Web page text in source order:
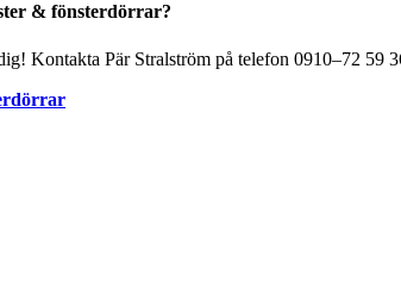
& fönsterdörrar?
Kontakta Pär Stralström på telefon 0910–72 59